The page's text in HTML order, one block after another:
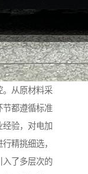
。从原材料采
节都遵循标准
验，对电加
精挑细选，
入了多层次的